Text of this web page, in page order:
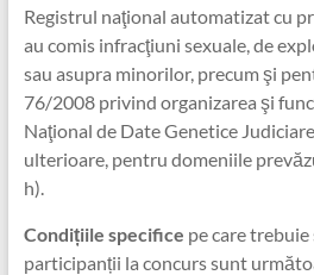
Registrul naţional automatizat cu
au comis infracţiuni sexuale, de
sau asupra minorilor, precum şi
76/2008 privind organizarea şi
Naţional de Date Genetice
ulterioare, pentru domeniile
h).
Condițiile specifice pe care
participanții la concurs sunt